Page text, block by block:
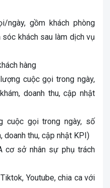
ngày, gồm khách phòng
khách sau làm dịch vụ
hàng
cuộc gọi trong ngày,
doanh thu, cập nhật
cuộc gọi trong ngày, số
doanh thu, cập nhật KPI)
cơ sở nhân sự phụ trách
Youtube, chia ca với